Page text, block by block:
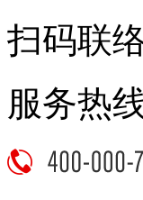
扫码联
服务热